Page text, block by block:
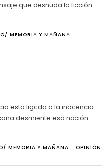
que desnuda la ficción
MEMORIA Y MAÑANA
está ligada a la inocencia.
desmiente esa noción
MEMORIA Y MAÑANA OPINIÓN